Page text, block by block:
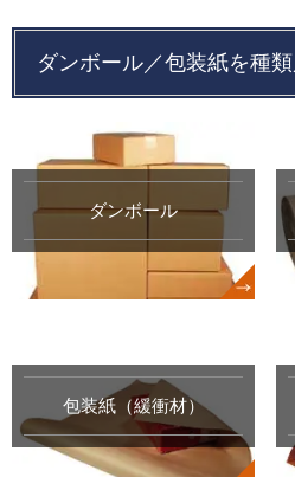
Myページ
ダンボール／包装紙を種
ダンボール
包装紙（緩衝材）